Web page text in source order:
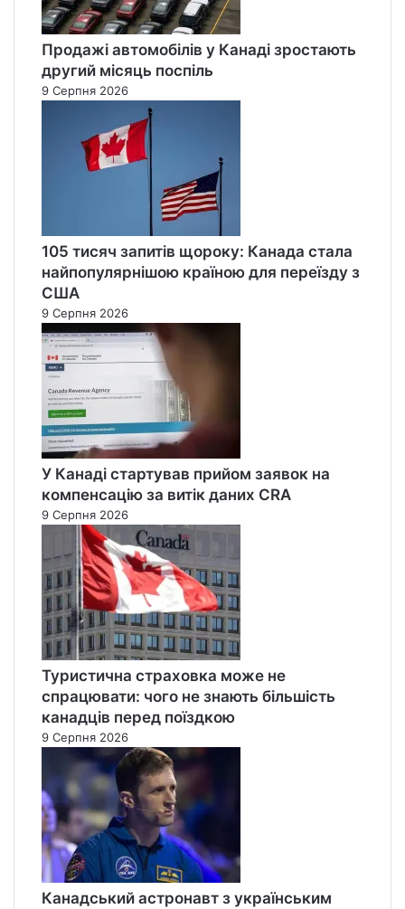
Продажі автомобілів у Канаді зростають
другий місяць поспіль
9 Серпня 2026
105 тисяч запитів щороку: Канада стала
найпопулярнішою країною для переїзду з
США
9 Серпня 2026
У Канаді стартував прийом заявок на
компенсацію за витік даних CRA
9 Серпня 2026
Туристична страховка може не
спрацювати: чого не знають більшість
канадців перед поїздкою
9 Серпня 2026
Канадський астронавт з українським